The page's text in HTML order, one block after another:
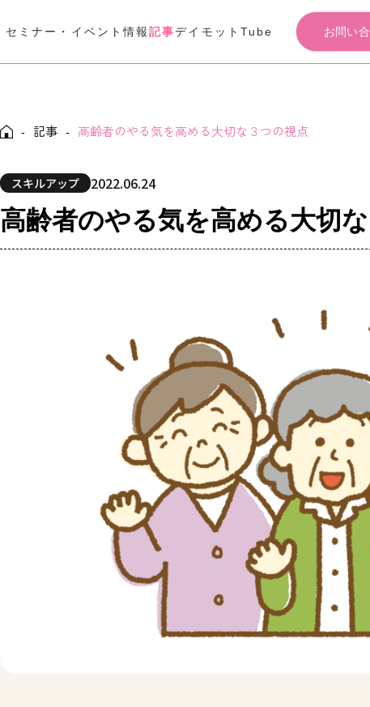
セミナー・イベント情報記事デイモットTube お問い
- 記事 - 高齢者のやる気を高める大切な３つの視点
スキルアップ 2022.06.24
高齢者のやる気を高める大切